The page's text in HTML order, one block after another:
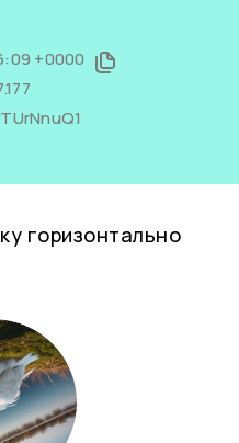
+0000
горизонтально